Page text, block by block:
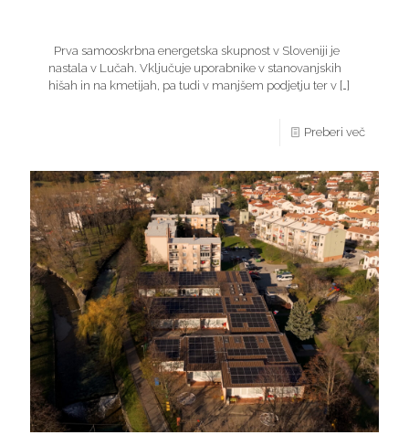
Prva samooskrbna energetska skupnost v Sloveniji je
nastala v Lučah. Vključuje uporabnike v stanovanjskih
hišah in na kmetijah, pa tudi v manjšem podjetju ter v […]
Preberi več